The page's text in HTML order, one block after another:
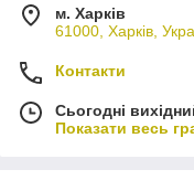
м. Харків
61000, Харків,
Контакти
Сьогодні
Показати весь